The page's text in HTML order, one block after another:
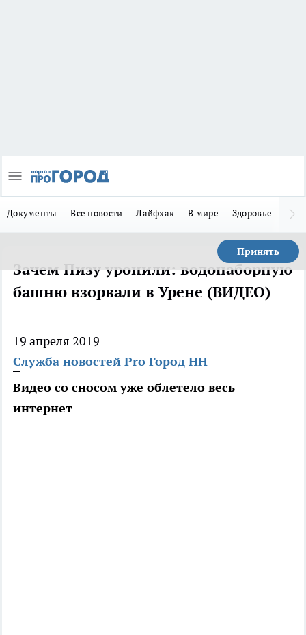
Документы Все новости Лайфхак В мире Здоровье
Принять
Зачем Пизу уронили: водонаборную
башню взорвали в Урене (ВИДЕО)
19 апреля 2019
Служба новостей Pro Город НН
Видео со сносом уже облетело весь
интернет